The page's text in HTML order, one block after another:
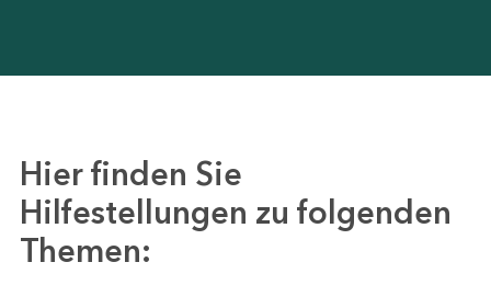
Hier finden Sie
Hilfestellungen zu folgenden
Themen: